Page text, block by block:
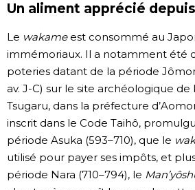
Un aliment apprécié
Le wakameest consommé au
immémoriaux. Il a notamment été
poteries datant de la période
av. J-C) sur le site archéologique de
Tsugaru, dans la préfecture
inscrit dans le Code Taihô,
période Asuka (593–710), que le
utilisé pour payer ses impôts, et
période Nara (710–794), le